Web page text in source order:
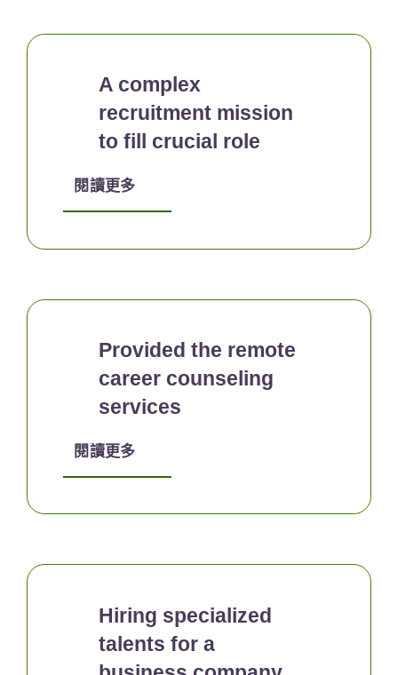
A complex
recruitment mission
to fill crucial role
閱讀更多
Provided the remote
career counseling
services
閱讀更多
Hiring specialized
talents for a